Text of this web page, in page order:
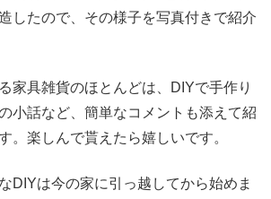
したので、その様子を写真付きで紹介
家具雑貨のほとんどは、DIYで手作り
小話など、簡単なコメントも添えて紹
。楽しんで貰えたら嬉しいです。
DIYは今の家に引っ越してから始めま